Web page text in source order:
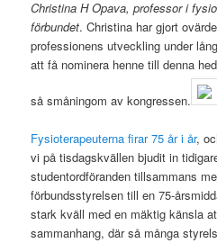
Christina H Opava, professor i
förbundet. Christina har gjort
professionens utveckling under
att få nominera henne till denna
så småningom av kongressen.
Fysioterapeuterna firar 75 år i år,
vi på tisdagskvällen bjudit in
studentordföranden tillsammans
förbundsstyrelsen till en 75-
stark kväll med en mäktig känsla
sammanhang, där så många